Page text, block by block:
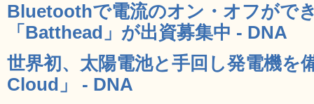
Bluetoothで電流のオン・オフがで
「Batthead」が出資募集中 - DNA
世界初、太陽電池と手回し発電機を
Cloud」 - DNA